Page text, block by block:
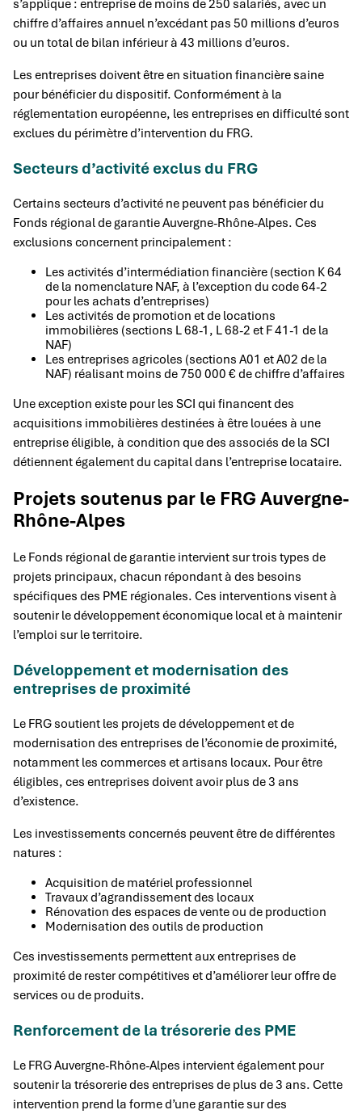
s’applique : entreprise de moins de 250 salariés, avec un
chiffre d’affaires annuel n’excédant pas 50 millions d’euros
ou un total de bilan inférieur à 43 millions d’euros.
Les entreprises doivent être en situation financière saine
pour bénéficier du dispositif. Conformément à la
réglementation européenne, les entreprises en difficulté sont
exclues du périmètre d’intervention du FRG.
Secteurs d’activité exclus du FRG
Certains secteurs d’activité ne peuvent pas bénéficier du
Fonds régional de garantie Auvergne-Rhône-Alpes. Ces
exclusions concernent principalement :
Les activités d’intermédiation financière (section K 64
de la nomenclature NAF, à l’exception du code 64-2
pour les achats d’entreprises)
Les activités de promotion et de locations
immobilières (sections L 68-1, L 68-2 et F 41-1 de la
NAF)
Les entreprises agricoles (sections A01 et A02 de la
NAF) réalisant moins de 750 000 € de chiffre d’affaires
Une exception existe pour les SCI qui financent des
acquisitions immobilières destinées à être louées à une
entreprise éligible, à condition que des associés de la SCI
détiennent également du capital dans l’entreprise locataire.
Projets soutenus par le FRG Auvergne-
Rhône-Alpes
Le Fonds régional de garantie intervient sur trois types de
projets principaux, chacun répondant à des besoins
spécifiques des PME régionales. Ces interventions visent à
soutenir le développement économique local et à maintenir
l’emploi sur le territoire.
Développement et modernisation des
entreprises de proximité
Le FRG soutient les projets de développement et de
modernisation des entreprises de l’économie de proximité,
notamment les commerces et artisans locaux. Pour être
éligibles, ces entreprises doivent avoir plus de 3 ans
d’existence.
Les investissements concernés peuvent être de différentes
natures :
Acquisition de matériel professionnel
Travaux d’agrandissement des locaux
Rénovation des espaces de vente ou de production
Modernisation des outils de production
Ces investissements permettent aux entreprises de
proximité de rester compétitives et d’améliorer leur offre de
services ou de produits.
Renforcement de la trésorerie des PME
Le FRG Auvergne-Rhône-Alpes intervient également pour
soutenir la trésorerie des entreprises de plus de 3 ans. Cette
intervention prend la forme d’une garantie sur des